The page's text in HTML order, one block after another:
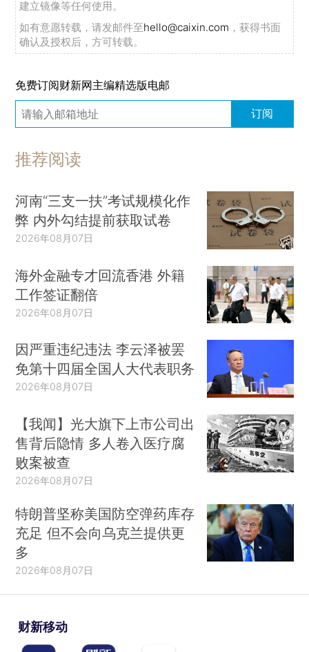
建立镜像等任何使用。
如有意愿转载，请发邮件至hello@caixin.com ，获得书面
确认及授权后，方可转载。
免费订阅财新网主编精选版电邮
订阅
推荐阅读
河南“三支一扶”考试规模化作
弊 内外勾结提前获取试卷
2026年08月07日
海外金融专才回流香港 外籍
工作签证翻倍
2026年08月07日
因严重违纪违法 李云泽被罢
免第十四届全国人大代表职务
2026年08月07日
【我闻】光大旗下上市公司出
售背后隐情 多人卷入医疗腐
败案被查
2026年08月07日
特朗普坚称美国防空弹药库存
充足 但不会向乌克兰提供更
多
2026年08月07日
财新移动